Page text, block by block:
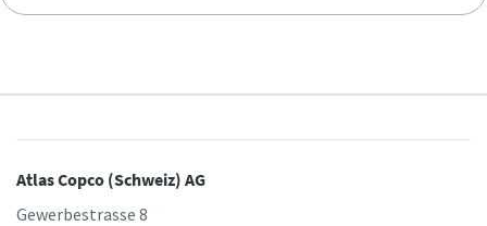
Atlas Copco (Schweiz) AG
Gewerbestrasse 8